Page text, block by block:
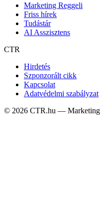
Marketing Reggeli
Friss hírek
Tudástár
AI Asszisztens
CTR
Hirdetés
Szponzorált cikk
Kapcsolat
Adatvédelmi szabályzat
© 2026 CTR.hu — Marketing